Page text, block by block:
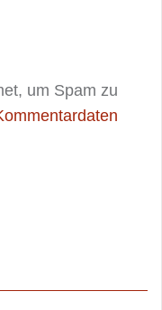
um Spam zu